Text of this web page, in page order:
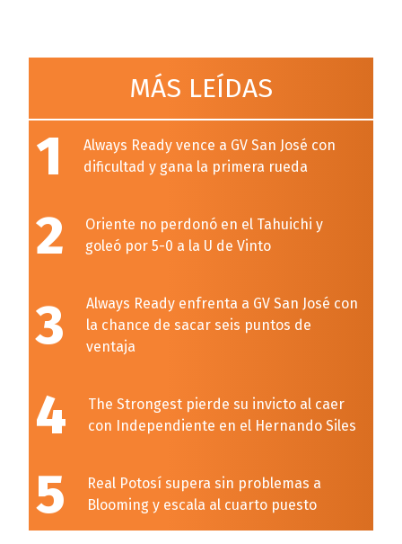
MÁS LEÍDAS
1
Always Ready vence a GV San José con
dificultad y gana la primera rueda
2
Oriente no perdonó en el Tahuichi y
goleó por 5-0 a la U de Vinto
3
Always Ready enfrenta a GV San José con
la chance de sacar seis puntos de
ventaja
4
The Strongest pierde su invicto al caer
con Independiente en el Hernando Siles
5
Real Potosí supera sin problemas a
Blooming y escala al cuarto puesto